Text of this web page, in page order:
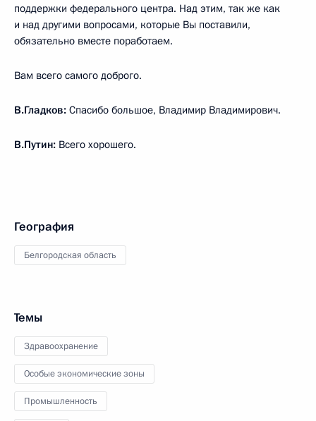
поддержки федерального центра. Над этим, так же как
и над другими вопросами, которые Вы поставили,
обязательно вместе поработаем.
Вам всего самого доброго.
В.Гладков: Спасибо большое, Владимир Владимирович.
В.Путин: Всего хорошего.
География
Белгородская область
Темы
Здравоохранение
Особые экономические зоны
Промышленность